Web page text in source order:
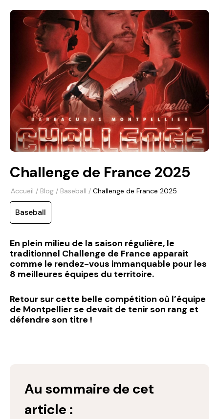
Challenge de France 2025
Accueil / Blog / Baseball / Challenge de France 2025
Baseball
En plein milieu de la saison régulière, le
traditionnel Challenge de France apparait
comme le rendez-vous immanquable pour les
8 meilleures équipes du territoire.
Retour sur cette belle compétition où l’équipe
de Montpellier se devait de tenir son rang et
défendre son titre !
Au sommaire de cet
article :